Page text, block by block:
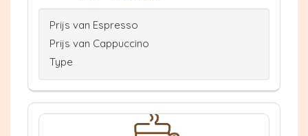
Prijs van Espresso
Prijs van Cappuccino
Type